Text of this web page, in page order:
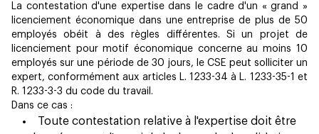
La contestation d'une expertise dans le cadre d'un « grand »
licenciement économique dans une entreprise de plus de 50
employés obéit à des règles différentes. Si un projet de
licenciement pour motif économique concerne au moins 10
employés sur une période de 30 jours, le CSE peut solliciter un
expert, conformément aux articles L. 1233-34 à L. 1233-35-1 et
R. 1233-3-3 du code du travail.
Dans ce cas :
Toute contestation relative à l'expertise doit être